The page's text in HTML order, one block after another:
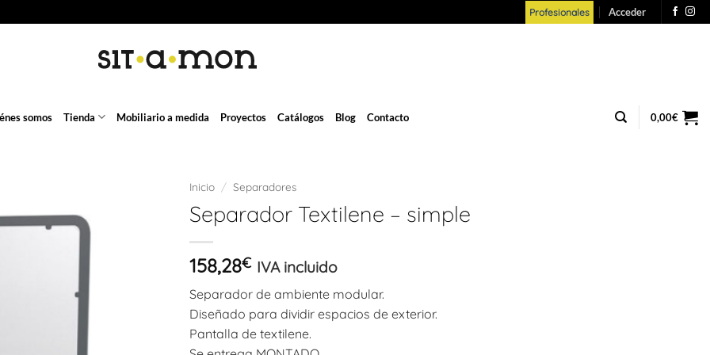
Profesionales Acceder
somos Tienda Mobiliario a medida Proyectos Catálogos Blog Contacto 0,00€
Inicio / Separadores
Separador Textilene – simple
158,28€ IVA incluido
Separador de ambiente modular.
Diseñado para dividir espacios de exterior.
Pantalla de textilene.